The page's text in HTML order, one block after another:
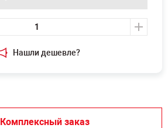
Нашли дешевле?
Комплексный заказ